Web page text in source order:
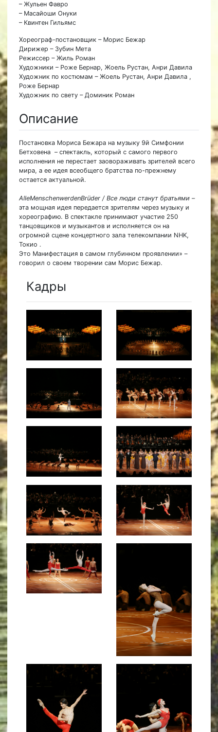
– Жульен Фавро
– Масайоши Онуки
– Квинтен Гильямс
Хореограф-постановщик – Морис Бежар
Дирижер – Зубин Мета
Режиссер – Жиль Роман
Художники – Роже Бернар, Жоель Рустан, Анри Давила
Художник по костюмам – Жоель Рустан, Анри Давила ,
Роже Бернар
Художник по свету – Доминик Роман
Описание
Постановка Мориса Бежара на музыку 9й Симфонии
Бетховена – спектакль, который с самого первого
исполнения не перестает заовораживать зрителей всего
мира, а ее идея всеобщего братства по-прежнему
остается актуальной.
AlleMenschenwerdenBrüder / Все люди станут братьями –
эта мощная идея передается зрителям через музыку и
хореографию. В спектакле принимают участие 250
танцовщиков и музыкантов и исполняется он на
огромной сцене концертного зала телекомпании NHK,
Токио .
Это Манифестация в самом глубинном проявлении» –
говорил о своем творении сам Морис Бежар.
Кадры